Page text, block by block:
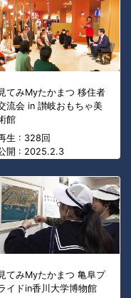
てみMyたかまつ 移住者
流会 in 讃岐おもちゃ美
館
生 : 328回
開 : 2025.2.3
てみMyたかまつ 亀阜プ
イドin香川大学博物館